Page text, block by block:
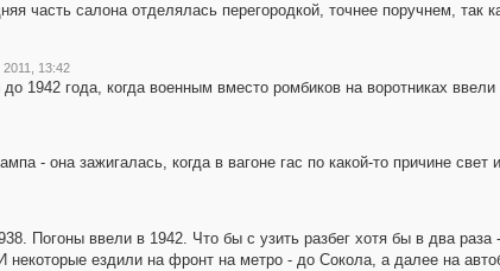
часть салона отделялась перегородкой, точнее поручнем, так
13:42
1942 года, когда военным вместо ромбиков на воротниках
- она зажигалась, когда в вагоне гас по какой-то причине
Погоны ввели в 1942. Что бы с узить разбег хотя бы в два
ездили на фронт на метро - до Сокола, а далее на